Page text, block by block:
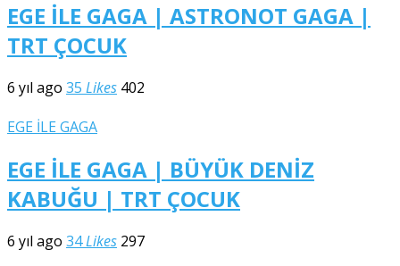
EGE İLE GAGA | ASTRONOT GAGA |
TRT ÇOCUK
6 yıl ago 35 Likes 402
EGE İLE GAGA
EGE İLE GAGA | BÜYÜK DENİZ
KABUĞU | TRT ÇOCUK
6 yıl ago 34Likes 297